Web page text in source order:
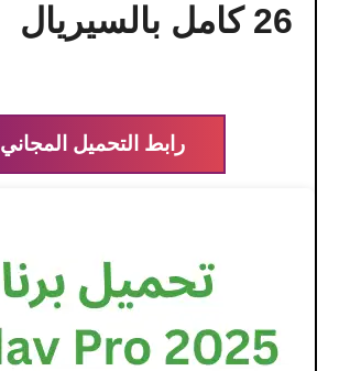
26 كامل بالسيريال
رابط التحميل المجاني